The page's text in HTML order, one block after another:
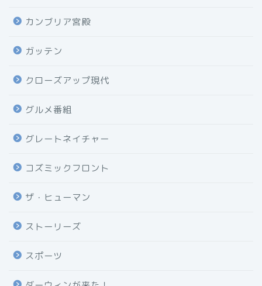
カンブリア宮殿
ガッテン
クローズアップ現代
グルメ番組
グレートネイチャー
コズミックフロント
ザ・ヒューマン
ストーリーズ
スポーツ